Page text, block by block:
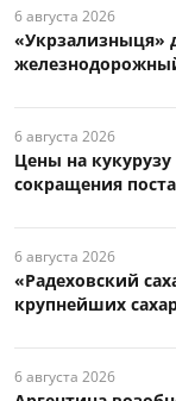
6 августа 2026
«Укрзализныця»
6 августа 2026
Цены на
сокращения
6 августа 2026
«Радеховский
крупнейших
6 августа 2026